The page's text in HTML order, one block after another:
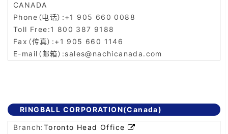
CANADA
+1 905 660 0088
1 800 387 9188
+1 905 660 1146
sales@nachicanada.com
RINGBALL CORPORATION(Canada)
Toronto Head Office 